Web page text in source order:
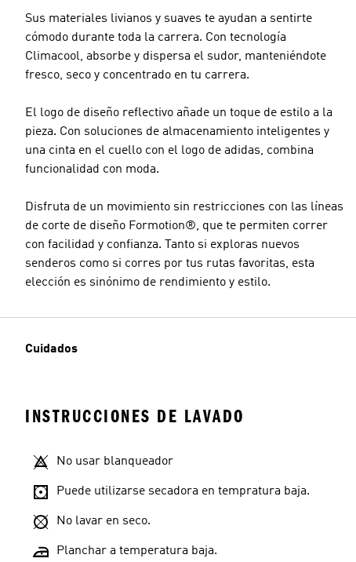
Sus materiales livianos y suaves te ayudan a sentirte
cómodo durante toda la carrera. Con tecnología
Climacool, absorbe y dispersa el sudor, manteniéndote
fresco, seco y concentrado en tu carrera.
El logo de diseño reflectivo añade un toque de estilo a la
pieza. Con soluciones de almacenamiento inteligentes y
una cinta en el cuello con el logo de adidas, combina
funcionalidad con moda.
Disfruta de un movimiento sin restricciones con las líneas
de corte de diseño Formotion®, que te permiten correr
con facilidad y confianza. Tanto si exploras nuevos
senderos como si corres por tus rutas favoritas, esta
elección es sinónimo de rendimiento y estilo.
Cuidados
INSTRUCCIONES DE LAVADO
No usar blanqueador
Puede utilizarse secadora en tempratura baja.
No lavar en seco.
Planchar a temperatura baja.